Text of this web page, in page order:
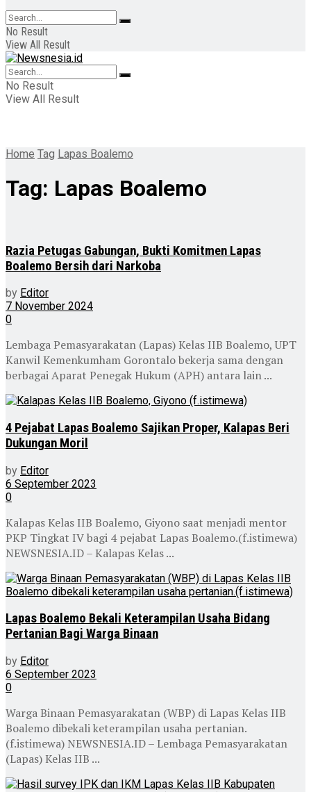
No Result
View All Result
No Result
View All Result
Home Tag Lapas Boalemo
Tag: Lapas Boalemo
Razia Petugas Gabungan, Bukti Komitmen Lapas
Boalemo Bersih dari Narkoba
by Editor
7 November 2024
0
Lembaga Pemasyarakatan (Lapas) Kelas IIB Boalemo, UPT
Kanwil Kemenkumham Gorontalo bekerja sama dengan
berbagai Aparat Penegak Hukum (APH) antara lain ...
4 Pejabat Lapas Boalemo Sajikan Proper, Kalapas Beri
Dukungan Moril
by Editor
6 September 2023
0
Kalapas Kelas IIB Boalemo, Giyono saat menjadi mentor
PKP Tingkat IV bagi 4 pejabat Lapas Boalemo.(f.istimewa)
NEWSNESIA.ID – Kalapas Kelas ...
Lapas Boalemo Bekali Keterampilan Usaha Bidang
Pertanian Bagi Warga Binaan
by Editor
6 September 2023
0
Warga Binaan Pemasyarakatan (WBP) di Lapas Kelas IIB
Boalemo dibekali keterampilan usaha pertanian.
(f.istimewa) NEWSNESIA.ID – Lembaga Pemasyarakatan
(Lapas) Kelas IIB ...